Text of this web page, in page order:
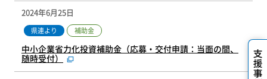
2024年6月25日
県連より 補助金
中小企業省力化投資補助金（応募・交付申請：当面の間、
随時受付）